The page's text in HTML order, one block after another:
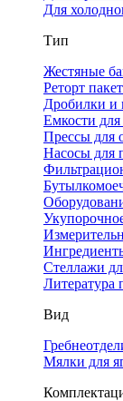
Для
Тип
Жестяные
Реторт
Дробилки и
Емкости
Прессы для
Насосы для
Стеллажи
Литература
Вид
Мялки для